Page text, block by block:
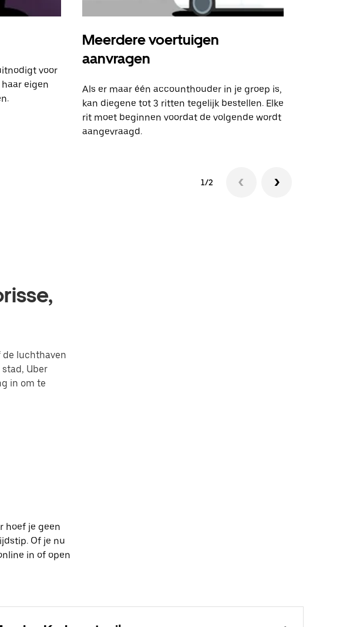
voor
eigen
Meerdere voertuigen
aanvragen
Als er maar één accounthouder in je groep is,
kan diegene tot 3 ritten tegelijk bestellen. Elke
rit moet beginnen voordat de volgende wordt
aangevraagd.
1/2
de luchthaven
Uber
in om te
hoef je geen
Of je nu
in of open